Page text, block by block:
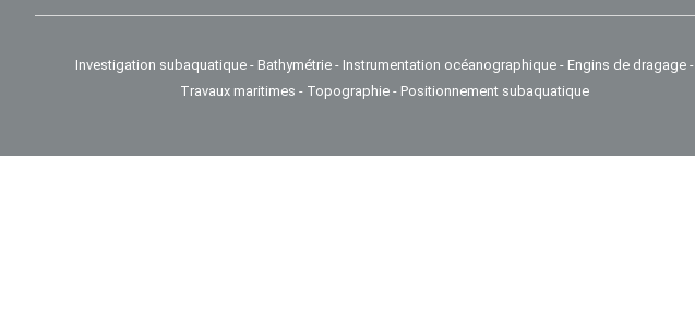
Investigation subaquatique - Bathymétrie - Instrumentation océanographique - Engins de dragage -
Travaux maritimes - Topographie - Positionnement subaquatique